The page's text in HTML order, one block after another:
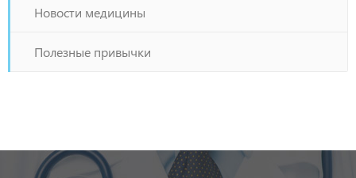
Новости медицины
Полезные привычки